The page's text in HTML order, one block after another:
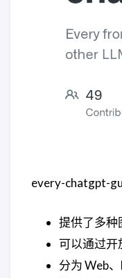
every-chatgpt-
提供了多种
可以通过开
分为 Web